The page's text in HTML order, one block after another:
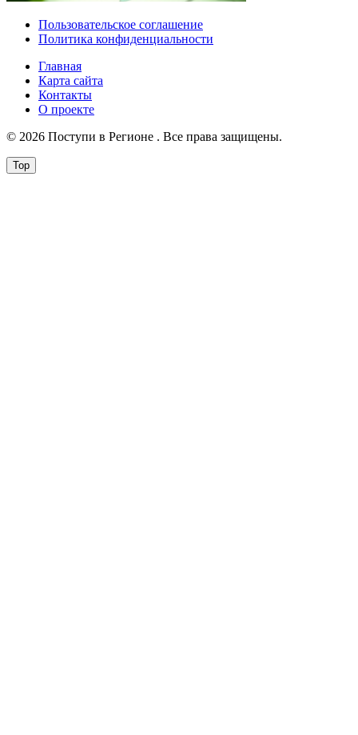
Пользовательское соглашение
Политика конфиденциальности
Главная
Карта сайта
Контакты
О проекте
© 2026 Поступи в Регионе . Все права защищены.
Top